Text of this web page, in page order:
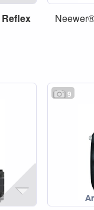
Reflex
9